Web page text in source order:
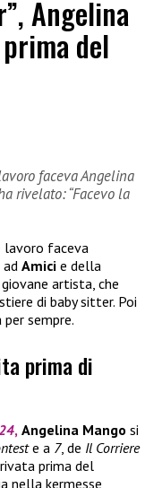
Angelina
del
faceva Angelina
rivelato: “Facevo la
lavoro faceva
ad Amici e della
artista, che
di baby sitter. Poi
sempre.
prima di
, Angelina Mango si
e a 7, de Il Corriere
prima del
nella kermesse